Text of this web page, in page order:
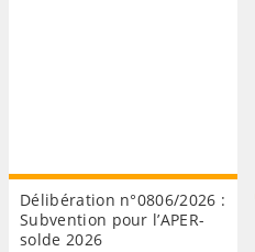
Délibération n°0806/2026 :
Subvention pour l’APER-
solde 2026